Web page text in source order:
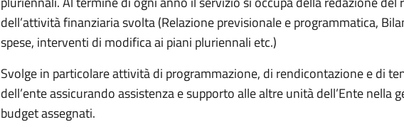
dell’attività finanziaria svolta (Relazione previsionale e programmatica,
spese, interventi di modifica ai piani pluriennali etc.)
Svolge in particolare attività di programmazione, di rendicontazione e di
dell’ente assicurando assistenza e supporto alle altre unità dell’Ente nella
budget assegnati.